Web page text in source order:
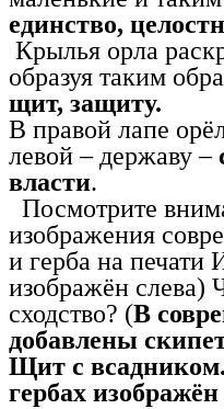
единство,
Крылья орла
образуя таким
щит, защиту.
В правой лапе
левой – державу –
власти.
Посмотрите
изображения
и герба на печати
изображён слева)
сходство? (В
добавлены
Щит с
гербах